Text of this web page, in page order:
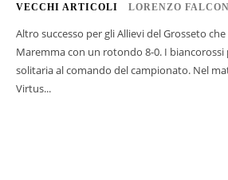
VECCHI ARTICOLI LORENZO
Altro successo per gli Allievi del Grosseto
Maremma con un rotondo 8-0. I biancorossi
solitaria al comando del campionato. Nel
Virtus...